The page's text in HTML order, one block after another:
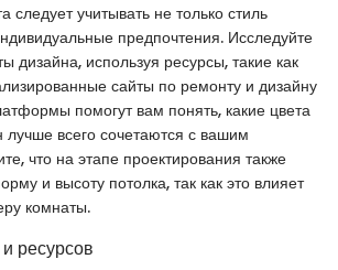
следует учитывать не только стиль
предпочтения. Исследуйте
дизайна, используя ресурсы, такие как
сайты по ремонту и дизайну
помогут вам понять, какие цвета
лучше всего сочетаются с вашим
что на этапе проектирования также
и высоту потолка, так как это влияет
комнаты.
ресурсов